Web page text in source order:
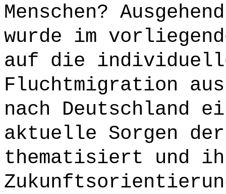
Menschen?
wurde im
auf die
Fluchtmigration
nach Deutschland
aktuelle Sorgen
thematisiert und